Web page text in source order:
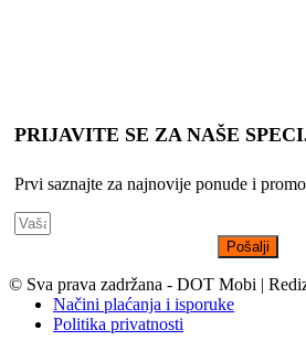
PRIJAVITE SE ZA NAŠE
Prvi saznajte za najnovije ponude i
Pošalji
© Sva prava zadržana - DOT Mobi |
Načini plaćanja i isporuke
Politika privatnosti